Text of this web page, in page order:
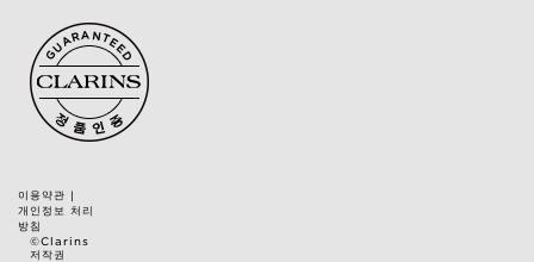
이용약관 |
개인정보 처리
방침
©Clarins
저작권